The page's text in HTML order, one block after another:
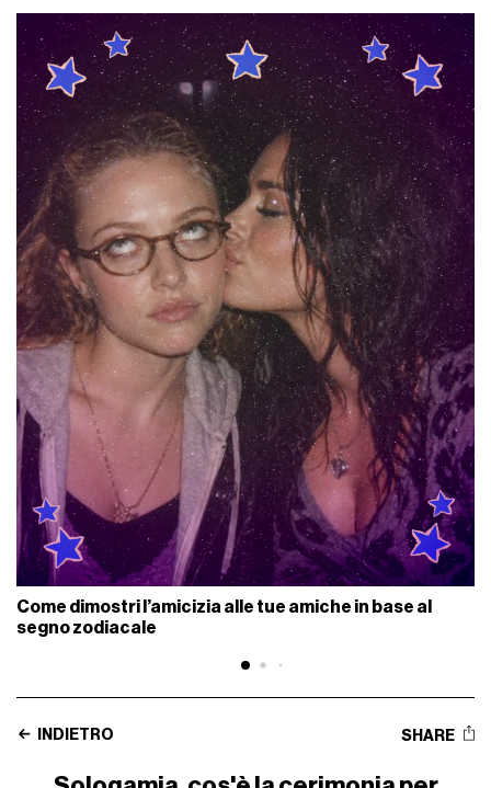
Come dimostri l’amicizia alle tue amiche in base al
segno zodiacale
INDIETRO SHARE